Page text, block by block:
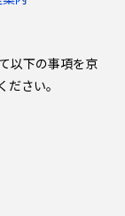
以下の事項を京
さい。